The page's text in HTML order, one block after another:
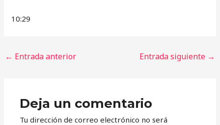
10:29
← Entrada anterior Entrada siguiente →
Deja un comentario
Tu dirección de correo electrónico no será